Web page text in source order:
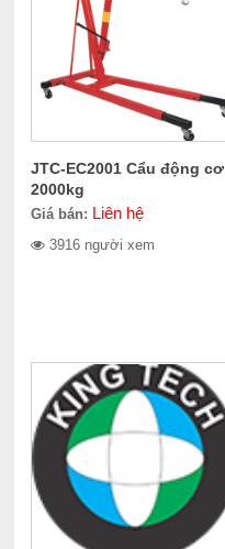
JTC-EC2001 Cẩu động cơ
2000kg
Giá bán: Liên hệ
3916 người xem